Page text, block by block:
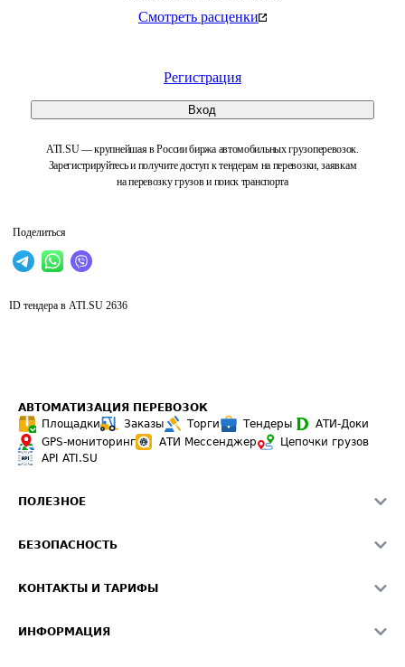
Смотреть расценки
Регистрация
Вход
ATI.SU — крупнейшая в России биржа автомобильных грузоперевозок.
Зарегистрируйтесь и получите доступ к тендерам на перевозки, заявкам
на перевозку грузов и поиск транспорта
Поделиться
ID тендера в ATI.SU 2636
АВТОМАТИЗАЦИЯ ПЕРЕВОЗОК
Площадки
Заказы Торги Тендеры
АТИ-Доки
GPS-мониторинг
АТИ Мессенджер
Цепочки грузов
API ATI.SU
ПОЛЕЗНОЕ
Звезды ATI.SU на вашем сайте
Средние ставки
БЕЗОПАСНОСТЬ
Светофор+
КОНТАКТЫ И ТАРИФЫ
ИНФОРМАЦИЯ